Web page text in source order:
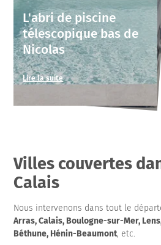
L'abri de piscine
télescopique bas de
Nicolas
Lire la suite
Villes couvertes
Calais
Nous intervenons dans tout le
Arras, Calais, Boulogne-sur-Mer,
Béthune, Hénin-Beaumont, etc.